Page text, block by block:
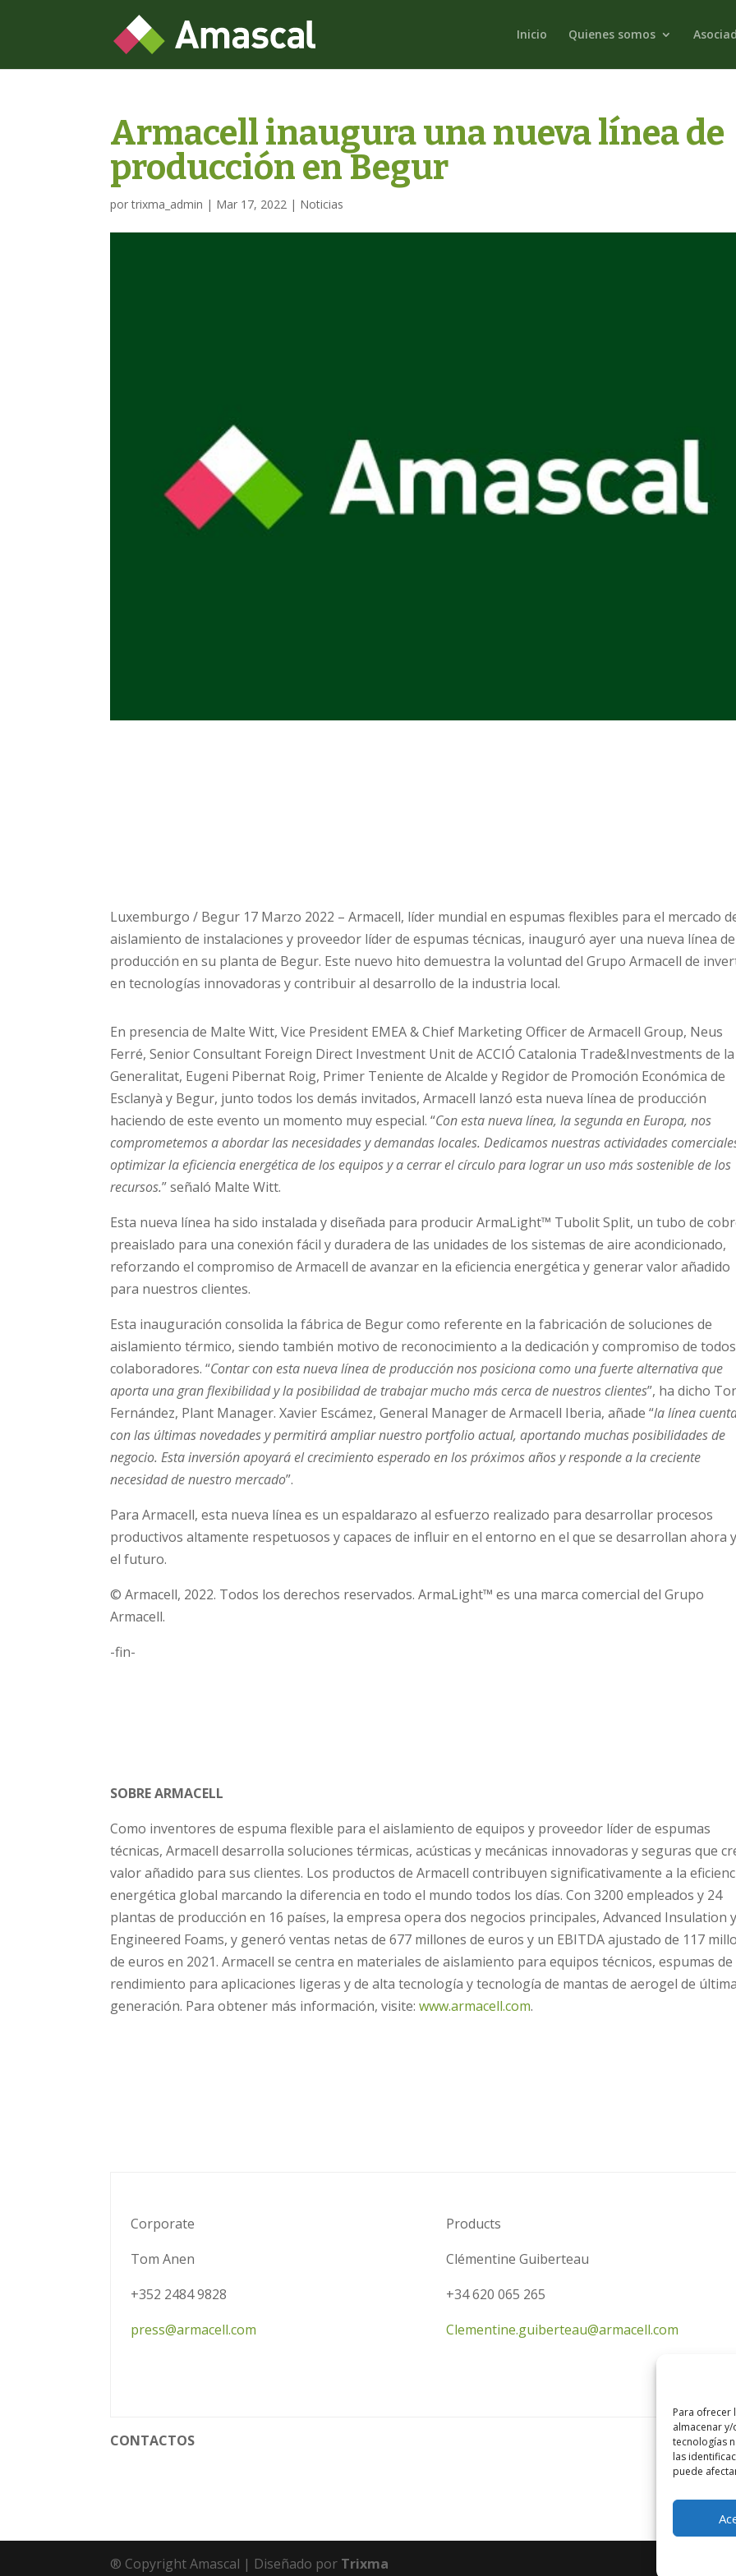
Para ofrecer
almacenar
tecnologías
las
puede
Inicio Quienes somos
Armacell inaugura una nueva línea de
producción en Begur
portrixma_admin | Mar 17, 2022 | Noticias
Luxemburgo / Begur 17 Marzo 2022 – Armacell, líder mundial en espumas flexibles para el mercado
aislamiento de instalaciones y proveedor líder de espumas técnicas, inauguró ayer una nueva línea de
producción en su planta de Begur. Este nuevo hito demuestra la voluntad del Grupo Armacell de
en tecnologías innovadoras y contribuir al desarrollo de la industria local.
En presencia de Malte Witt, Vice President EMEA & Chief Marketing Officer de Armacell Group, Neus
Ferré, Senior Consultant Foreign Direct Investment Unit de ACCIÓ Catalonia Trade&Investments de la
Generalitat, Eugeni Pibernat Roig, Primer Teniente de Alcalde y Regidor de Promoción Económica de
Esclanyà y Begur, junto todos los demás invitados, Armacell lanzó esta nueva línea de producción
haciendo de este evento un momento muy especial. “Con esta nueva línea, la segunda en Europa, nos
comprometemos a abordar las necesidades y demandas locales. Dedicamos nuestras actividades
optimizar la eficiencia energética de los equipos y a cerrar el círculo para lograr un uso más sostenible de los
recursos.” señaló Malte Witt.
Esta nueva línea ha sido instalada y diseñada para producir ArmaLight™ Tubolit Split, un tubo de
preaislado para una conexión fácil y duradera de las unidades de los sistemas de aire acondicionado,
reforzando el compromiso de Armacell de avanzar en la eficiencia energética y generar valor añadido
para nuestros clientes.
Esta inauguración consolida la fábrica de Begur como referente en la fabricación de soluciones de
aislamiento térmico, siendo también motivo de reconocimiento a la dedicación y compromiso de
colaboradores. “Contar con esta nueva línea de producción nos posiciona como una fuerte alternativa que
aporta una gran flexibilidad y la posibilidad de trabajar mucho más cerca de nuestros clientes”, ha dicho
Fernández, Plant Manager. Xavier Escámez, General Manager de Armacell Iberia, añade “la línea
con las últimas novedades y permitirá ampliar nuestro portfolio actual, aportando muchas posibilidades de
negocio. Esta inversión apoyará el crecimiento esperado en los próximos años y responde a la creciente
necesidad de nuestro mercado”.
Para Armacell, esta nueva línea es un espaldarazo al esfuerzo realizado para desarrollar procesos
productivos altamente respetuosos y capaces de influir en el entorno en el que se desarrollan ahora
el futuro.
© Armacell, 2022. Todos los derechos reservados. ArmaLight™ es una marca comercial del Grupo
Armacell.
-fin-
SOBRE ARMACELL
Como inventores de espuma flexible para el aislamiento de equipos y proveedor líder de espumas
técnicas, Armacell desarrolla soluciones térmicas, acústicas y mecánicas innovadoras y seguras que
valor añadido para sus clientes. Los productos de Armacell contribuyen significativamente a la
energética global marcando la diferencia en todo el mundo todos los días. Con 3200 empleados y 24
plantas de producción en 16 países, la empresa opera dos negocios principales, Advanced Insulation
Engineered Foams, y generó ventas netas de 677 millones de euros y un EBITDA ajustado de 117
de euros en 2021. Armacell se centra en materiales de aislamiento para equipos técnicos, espumas
rendimiento para aplicaciones ligeras y de alta tecnología y tecnología de mantas de aerogel de
generación. Para obtener más información, visite:www.armacell.com.
Corporate
Tom Anen
+352 2484 9828
press@armacell.com
Products
Clémentine Guiberteau
+34 620 065 265
Clementine.guiberteau@armacell.com
CONTACTOS
® Copyright Amascal | Diseñado por Trixma